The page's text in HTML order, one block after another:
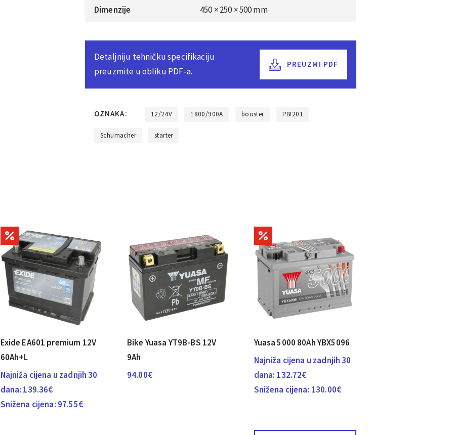
Dimenzije 450 × 250 × 500 mm
Detaljniju tehničku specifikaciju
preuzmite u obliku PDF-a.
PREUZMI PDF
OZNAKA: 12/24V 1800/900A booster PBI201
Schumacher starter
Exide EA601 premium 12V
60Ah+L
Najniža cijena u zadnjih 30
dana: 139.36€
Snižena cijena: 97.55€
Bike Yuasa YT9B-BS 12V
9Ah
94.00€
Yuasa 5000 80Ah YBX5096
Najniža cijena u zadnjih 30
dana: 132.72€
Snižena cijena: 130.00€